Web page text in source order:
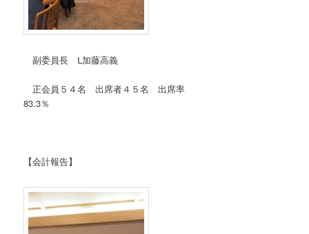
副委員長 Ⅼ加藤高義
正会員５４名 出席者４５名 出席率
83.3％
【会計報告】